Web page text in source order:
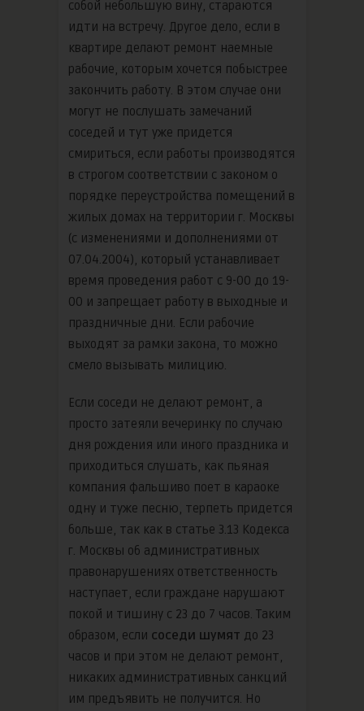
собой небольшую вину, стараются
идти на встречу. Другое дело, если в
квартире делают ремонт наемные
рабочие, которым хочется побыстрее
закончить работу. В этом случае они
могут не послушать замечаний
соседей и тут уже придется
смириться, если работы производятся
в строгом соответствии с законом о
порядке переустройства помещений в
жилых домах на территории г. Москвы
(с изменениями и дополнениями от
07.04.2004), который устанавливает
время проведения работ с 9-00 до 19-
00 и запрещает работу в выходные и
праздничные дни. Если рабочие
выходят за рамки закона, то можно
смело вызывать милицию.
Если соседи не делают ремонт, а
просто затеяли вечеринку по случаю
дня рождения или иного праздника и
приходиться слушать, как пьяная
компания фальшиво поет в караоке
одну и туже песню, терпеть придется
больше, так как в статье 3.13 Кодекса
г. Москвы об административных
правонарушениях ответственность
наступает, если граждане нарушают
покой и тишину с 23 до 7 часов. Таким
образом, если соседи шумят до 23
часов и при этом не делают ремонт,
никаких административных санкций
им предъявить не получится. Но